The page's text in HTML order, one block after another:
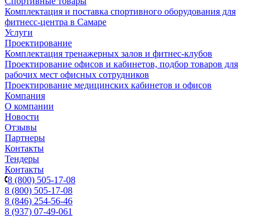
Комплектация и поставка спортивного оборудования для
фитнесс-центра в Самаре
Услуги
Проектирование
Комплектация тренажерных залов и фитнес-клубов
Проектирование офисов и кабинетов, подбор товаров для
рабочих мест офисных сотрудников
Проектирование медицинских кабинетов и офисов
Компания
О компании
Новости
Отзывы
Партнеры
Контакты
Тендеры
Контакты
8 (800) 505-17-08
8 (800) 505-17-08
8 (846) 254-56-46
8 (937) 07-49-061